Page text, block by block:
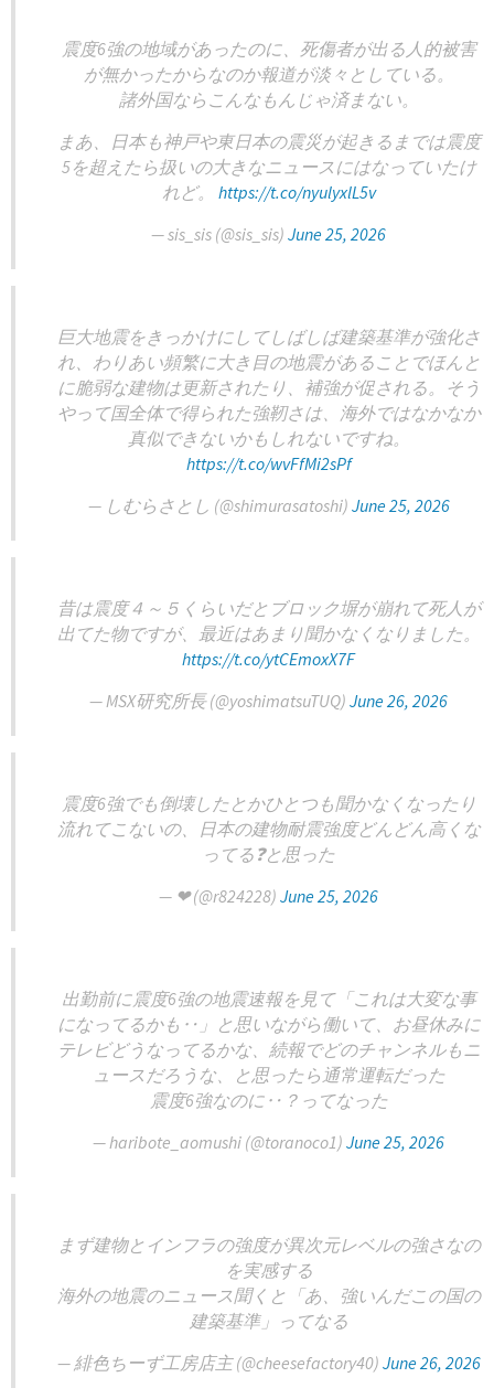
震度6強の地域があったのに、死傷者が出る人的被害
が無かったからなのか報道が淡々としている。
諸外国ならこんなもんじゃ済まない。
まあ、日本も神戸や東日本の震災が起きるまでは震度
5を超えたら扱いの大きなニュースにはなっていたけ
れど。 https://t.co/nyulyxlL5v
— sis_sis (@sis_sis) June 25, 2026
巨大地震をきっかけにしてしばしば建築基準が強化さ
れ、わりあい頻繁に大き目の地震があることでほんと
に脆弱な建物は更新されたり、補強が促される。そう
やって国全体で得られた強靭さは、海外ではなかなか
真似できないかもしれないですね。
https://t.co/wvFfMi2sPf
— しむらさとし (@shimurasatoshi) June 25, 2026
昔は震度４～５くらいだとブロック塀が崩れて死人が
出てた物ですが、最近はあまり聞かなくなりました。
https://t.co/ytCEmoxX7F
— MSX研究所長 (@yoshimatsuTUQ) June 26, 2026
震度6強でも倒壊したとかひとつも聞かなくなったり
流れてこないの、日本の建物耐震強度どんどん高くな
ってる❓と思った
— ‌‌‎‌‎❤︎ (@r824228) June 25, 2026
出勤前に震度6強の地震速報を見て「これは大変な事
になってるかも‥」と思いながら働いて、お昼休みに
テレビどうなってるかな、続報でどのチャンネルもニ
ュースだろうな、と思ったら通常運転だった
震度6強なのに‥？ってなった
— haribote_aomushi (@toranoco1) June 25, 2026
まず建物とインフラの強度が異次元レベルの強さなの
を実感する
海外の地震のニュース聞くと「あ、強いんだこの国の
建築基準」ってなる
— 緋色ちーず工房店主 (@cheesefactory40) June 26, 2026